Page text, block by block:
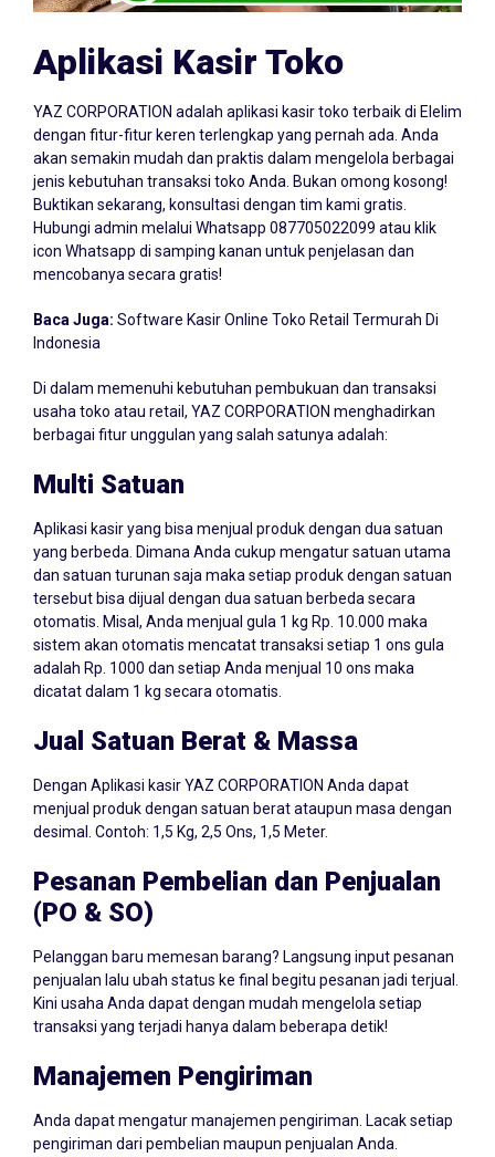
Aplikasi Kasir Toko
YAZ CORPORATION adalah aplikasi kasir toko terbaik di Elelim
dengan fitur-fitur keren terlengkap yang pernah ada. Anda
akan semakin mudah dan praktis dalam mengelola berbagai
jenis kebutuhan transaksi toko Anda. Bukan omong kosong!
Buktikan sekarang, konsultasi dengan tim kami gratis.
Hubungi admin melalui Whatsapp 087705022099 atau klik
icon Whatsapp di samping kanan untuk penjelasan dan
mencobanya secara gratis!
Baca Juga: Software Kasir Online Toko Retail Termurah Di
Indonesia
Di dalam memenuhi kebutuhan pembukuan dan transaksi
usaha toko atau retail, YAZ CORPORATION menghadirkan
berbagai fitur unggulan yang salah satunya adalah:
Multi Satuan
Aplikasi kasir yang bisa menjual produk dengan dua satuan
yang berbeda. Dimana Anda cukup mengatur satuan utama
dan satuan turunan saja maka setiap produk dengan satuan
tersebut bisa dijual dengan dua satuan berbeda secara
otomatis. Misal, Anda menjual gula 1 kg Rp. 10.000 maka
sistem akan otomatis mencatat transaksi setiap 1 ons gula
adalah Rp. 1000 dan setiap Anda menjual 10 ons maka
dicatat dalam 1 kg secara otomatis.
Jual Satuan Berat & Massa
Dengan Aplikasi kasir YAZ CORPORATION Anda dapat
menjual produk dengan satuan berat ataupun masa dengan
desimal. Contoh: 1,5 Kg, 2,5 Ons, 1,5 Meter.
Pesanan Pembelian dan Penjualan
(PO & SO)
Pelanggan baru memesan barang? Langsung input pesanan
penjualan lalu ubah status ke final begitu pesanan jadi terjual.
Kini usaha Anda dapat dengan mudah mengelola setiap
transaksi yang terjadi hanya dalam beberapa detik!
Manajemen Pengiriman
Anda dapat mengatur manajemen pengiriman. Lacak setiap
pengiriman dari pembelian maupun penjualan Anda.